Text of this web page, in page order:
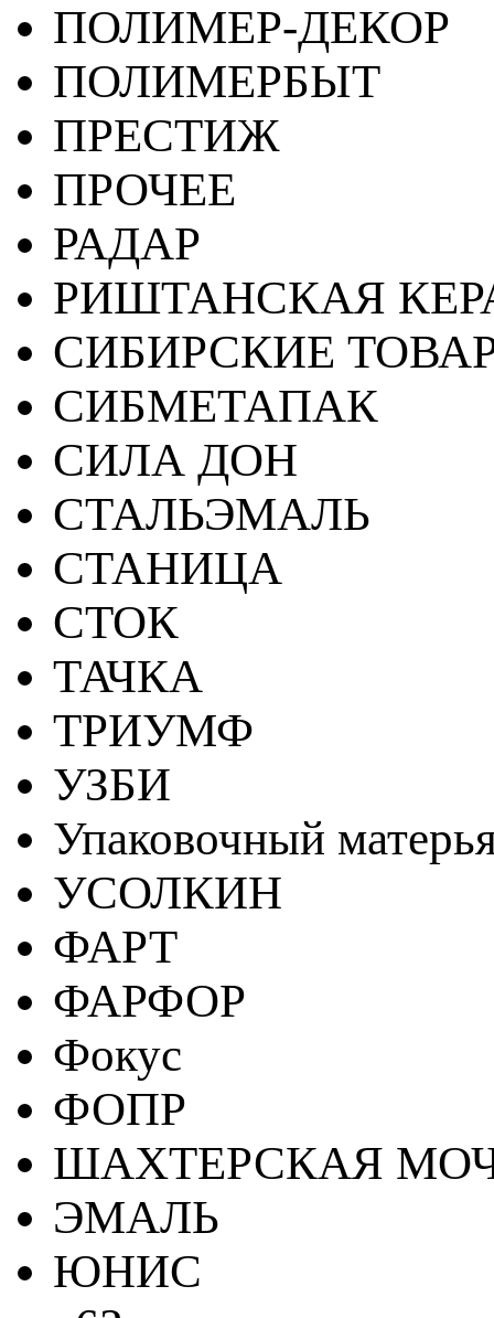
ПОЛИМЕР-ДЕКОР
ПОЛИМЕРБЫТ
ПРЕСТИЖ
ПРОЧЕЕ
РАДАР
РИШТАНСКАЯ
СИБИРСКИЕ
СИБМЕТАПАК
СИЛА ДОН
СТАЛЬЭМАЛЬ
СТАНИЦА
СТОК
ТАЧКА
ТРИУМФ
УЗБИ
Упаковочный
УСОЛКИН
ФАРТ
ФАРФОР
Фокус
ФОПР
ШАХТЕРСКАЯ
ЭМАЛЬ
ЮНИС